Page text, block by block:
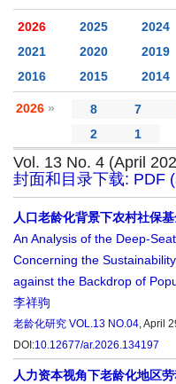
2026 2025 2024
2021
2020 2019
2016
2015 2014
2026 » 8 7
2
1
Vol. 13 No. 4 (April
封面和目录下载: PDF
人口老龄化背景下农村社保
An Analysis of the Deep-
Concerning the
against the Backdrop of
李祥驹
老龄化研究 VOL.13 NO.04, April
DOI:10.12677/ar.2026.134197
人力资本视角下老龄化地区